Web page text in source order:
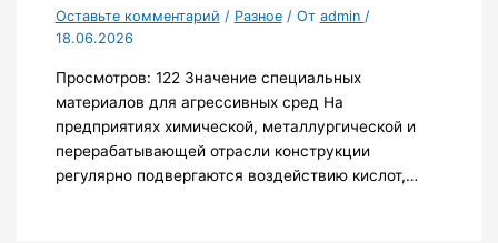
Оставьте комментарий / Разное/ От admin /
18.06.2026
Просмотров: 122 Значение специальных
материалов для агрессивных сред На
предприятиях химической, металлургической и
перерабатывающей отрасли конструкции
регулярно подвергаются воздействию кислот,…